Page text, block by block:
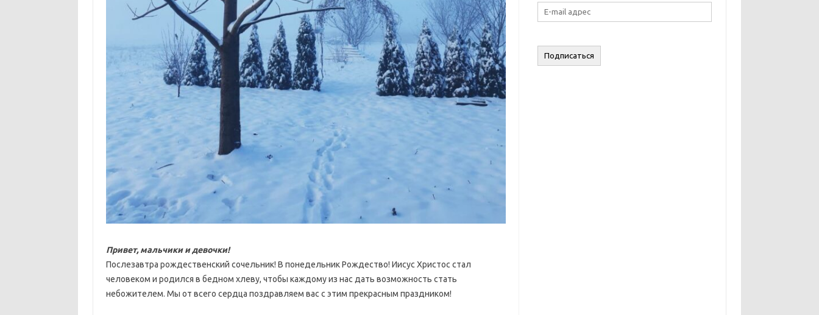
Привет, мальчики и девочки!
Послезавтра рождественский сочельник! В понедельник Рождество! Иисус Христос стал
человеком и родился в бедном хлеву, чтобы каждому из нас дать возможность стать
небожителем. Мы от всего сердца поздравляем вас с этим прекрасным праздником!
E-
mail
адрес
Подписаться